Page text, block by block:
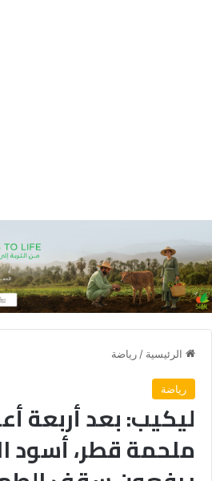
الرئيسية / رياضة
رياضة
ليكيب: بعد أربعة
ملحمة قطر، أسود